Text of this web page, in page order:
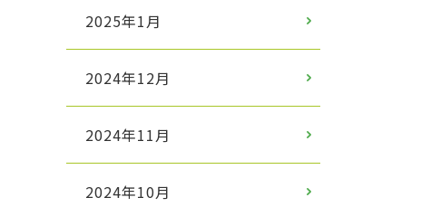
2025年1月
2024年12月
2024年11月
2024年10月